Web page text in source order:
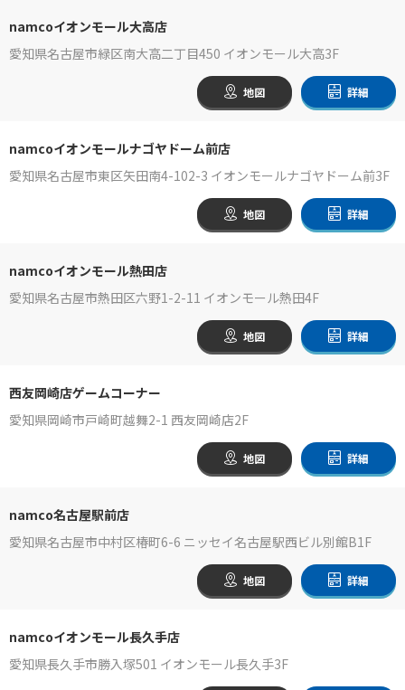
namcoイオンモール大高店
愛知県名古屋市緑区南大高二丁目450 イオンモール大高3F
地図 詳細
namcoイオンモールナゴヤドーム前店
愛知県名古屋市東区矢田南4-102-3 イオンモールナゴヤドーム前3F
地図 詳細
namcoイオンモール熱田店
愛知県名古屋市熱田区六野1-2-11 イオンモール熱田4F
地図 詳細
西友岡崎店ゲームコーナー
愛知県岡崎市戸崎町越舞2-1 西友岡崎店2F
地図 詳細
namco名古屋駅前店
愛知県名古屋市中村区椿町6-6 ニッセイ名古屋駅西ビル別館B1F
地図 詳細
namcoイオンモール長久手店
愛知県長久手市勝入塚501 イオンモール長久手3F